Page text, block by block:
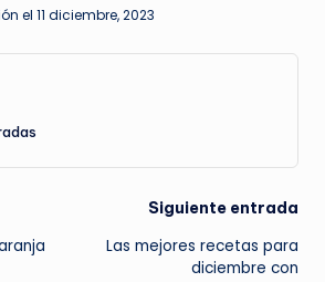
el 11 diciembre, 2023
Siguiente entrada
Las mejores recetas para
diciembre con